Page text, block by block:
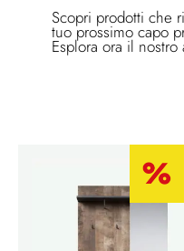
Scopri prodotti che
tuo prossimo capo
Esplora ora il